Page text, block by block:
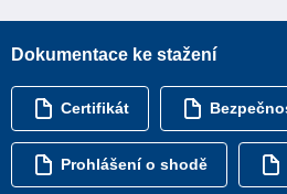
Dokumentace ke stažení
Certifikát
Prohlášení o shodě